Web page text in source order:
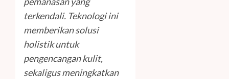
terkendali. Teknologi ini
memberikan solusi
holistik untuk
pengencangan kulit,
sekaligus meningkatkan